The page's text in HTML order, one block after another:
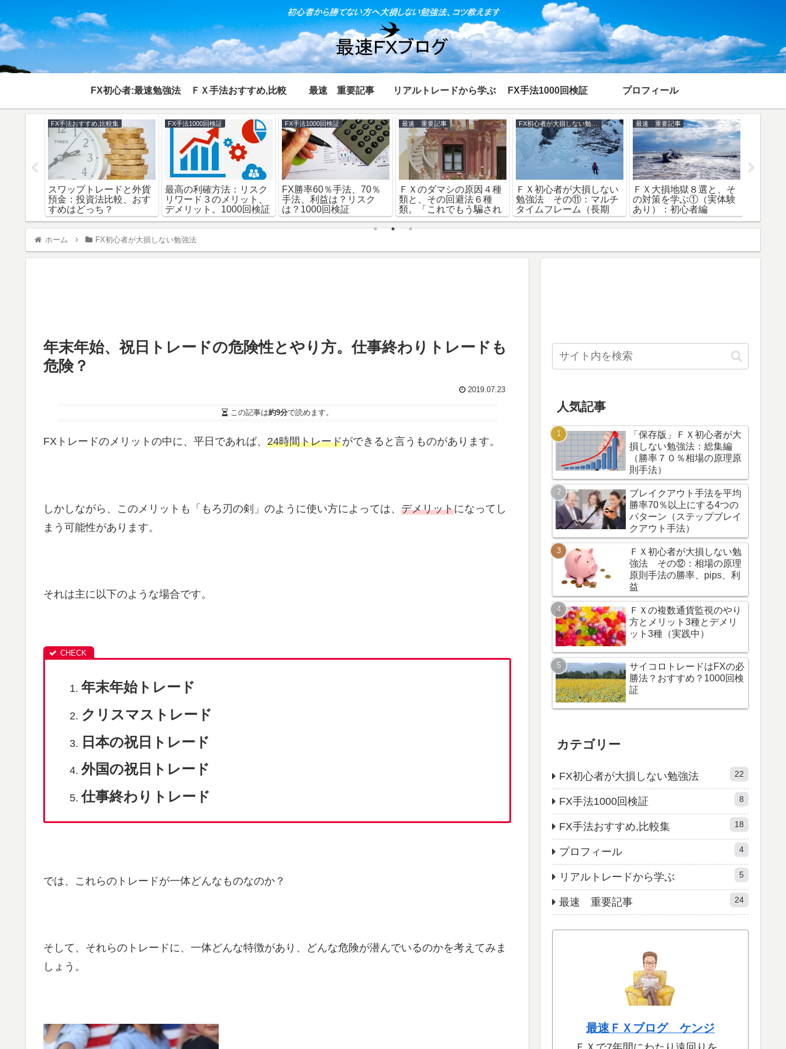
FX初心者:最速勉強法 ＦＸ手法おすすめ,比較 最速 重要記事 リアルトレードから学ぶ FX手法1000回検証 プロフィール
FX手法おすすめ,比較集
スワップトレードと外貨
預金：投資法比較、おす
すめはどっち？
FX手法1000回検証
最高の利確方法：リスク
リワード３のメリット、
デメリット。1000回検証
FX手法1000回検証
FX勝率60％手法、70％
手法、利益は？リスク
は？1000回検証
最速 重要記事
ＦＸのダマシの原因４種
類と、その回避法６種
類。「これでもう騙され
ない！」
ＦＸ初心者が大損しない
勉強法 その⑪：マルチ
タイムフレーム（長期
足）
最速 重要記事
ＦＸ大損地獄８選と、そ
の対策を学ぶ①（実体験
あり）：初心者編
ホーム FX初心者が大損しない勉強法
年末年始、祝日トレードの危険性とやり方。仕事終わりトレードも
危険？
2019.07.23
この記事は約9分で読めます。
FXトレードのメリットの中に、平日であれば、 24時間トレードができると言うものがあります。
しかしながら、このメリットも「もろ刃の剣」のように使い方によっては、 デメリットになってし
まう可能性があります。
それは主に以下のような場合です。
年末年始トレード
クリスマストレード
日本の祝日トレード
外国の祝日トレード
仕事終わりトレード
では、これらのトレードが一体どんなものなのか？
そして、それらのトレードに、一体どんな特徴があり、どんな危険が潜んでいるのかを考えてみま
しょう。
人気記事
「保存版」ＦＸ初心者が大
損しない勉強法：総集編
（勝率７０％相場の原理原
則手法）
ブレイクアウト手法を平均
勝率70％以上にする4つの
パターン（ステップブレイ
クアウト手法）
ＦＸ初心者が大損しない勉
強法 その⑫：相場の原理
原則手法の勝率、pips、利
益
ＦＸの複数通貨監視のやり
方とメリット3種とデメリ
ット3種（実践中）
サイコロトレードはFXの必
勝法？おすすめ？1000回検
証
カテゴリー
FX初心者が大損しない勉強法 22
FX手法1000回検証 8
FX手法おすすめ,比較集 18
プロフィール 4
リアルトレードから学ぶ 5
最速 重要記事 24
最速ＦＸブログ ケンジ